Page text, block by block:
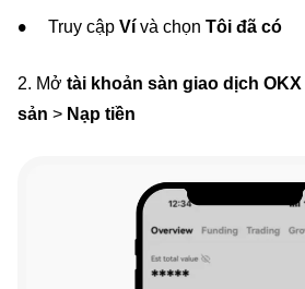
Truy cập Ví và chọn Tôi đã có
2. Mở tài khoản sàn giao dịch OKX
sản > Nạp tiền